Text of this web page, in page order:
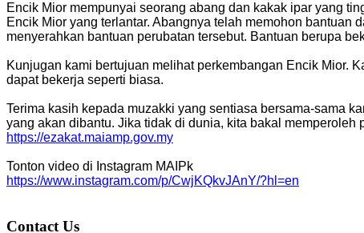
Encik Mior mempunyai seorang abang dan kakak ipar yang
Encik Mior yang terlantar. Abangnya telah memohon
menyerahkan bantuan perubatan tersebut. Bantuan berupa
Kunjugan kami bertujuan melihat perkembangan Encik Mior.
dapat bekerja seperti biasa.
Terima kasih kepada muzakki yang sentiasa bersama-sama
yang akan dibantu. Jika tidak di dunia, kita bakal
https://ezakat.maiamp.gov.my
Tonton video di Instagram MAIPk
https://www.instagram.com/p/CwjKQkvJAnY/?hl=en
Contact Us